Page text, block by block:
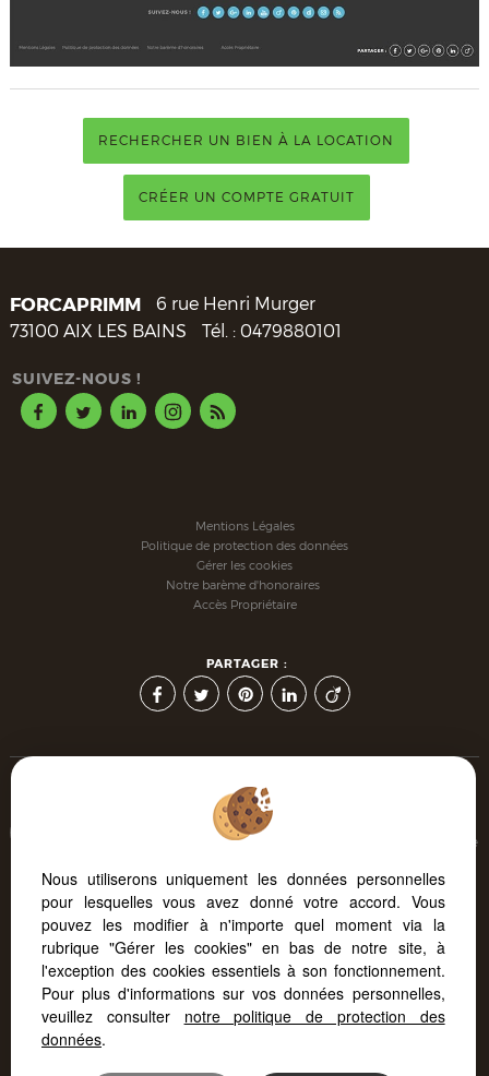
RECHERCHER UN BIEN À LA LOCATION
CRÉER UN COMPTE GRATUIT
FORCAPRIMM
6 rue Henri Murger
73100 AIX LES BAINS Tél. : 0479880101
SUIVEZ-NOUS !
Mentions Légales
Politique de protection des données
Gérer les cookies
Notre barème d'honoraires
Accès Propriétaire
PARTAGER :
Afin de vous offrir un confort de lecture permanent, depuis
votre PC, votre tablette ou votre smartphone, notre site s'adapte
Logiciel immobilier
Site internet immobilier
Référencement immobilier
Nous utiliserons uniquement les données personnelles
pour lesquelles vous avez donné votre accord. Vous
pouvez les modifier à n'importe quel moment via la
rubrique "Gérer les cookies" en bas de notre site, à
l'exception des cookies essentiels à son fonctionnement.
Pour plus d'informations sur vos données personnelles,
veuillez consulter notre politique de protection des
données.